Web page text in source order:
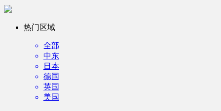
热门区域
全部
中东
日本
德国
英国
美国